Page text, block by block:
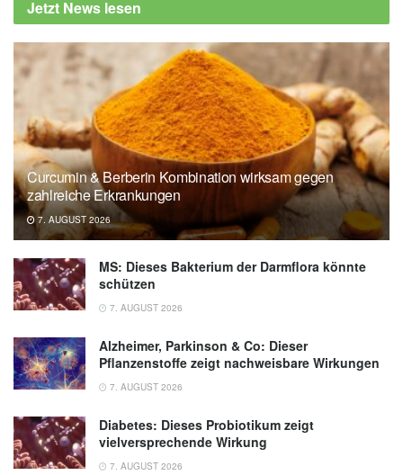
Jetzt News lesen
Curcumin & Berberin Kombination wirksam gegen
zahlreiche Erkrankungen
7. AUGUST 2026
MS: Dieses Bakterium der Darmflora könnte
schützen
7. AUGUST 2026
Alzheimer, Parkinson & Co: Dieser
Pflanzenstoffe zeigt nachweisbare Wirkungen
7. AUGUST 2026
Diabetes: Dieses Probiotikum zeigt
vielversprechende Wirkung
7. AUGUST 2026